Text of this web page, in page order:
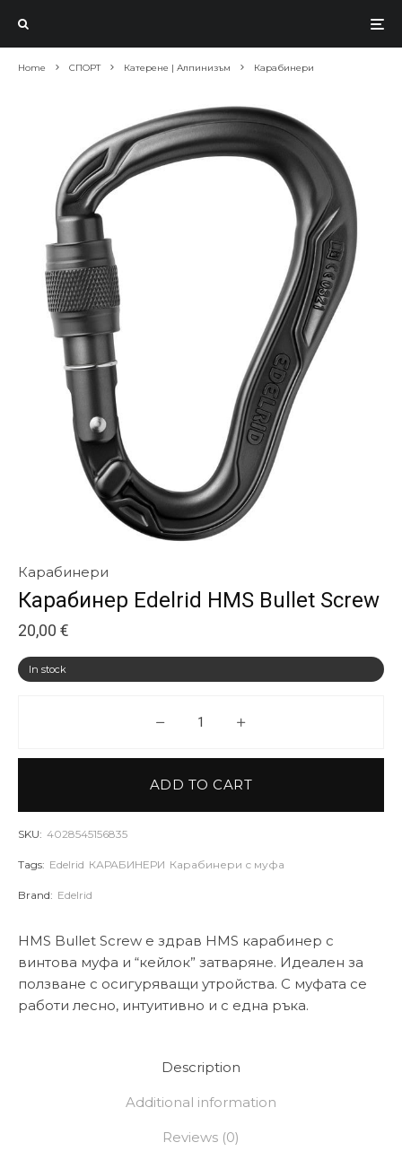
Home СПОРТ Катерене | Алпинизъм Карабинери
Карабинери
Карабинер Edelrid HMS Bullet Screw
20,00 €
HMS Bullet Screw е здрав HMS карабинер с
винтова муфа и “кейлок” затваряне. Идеален за
ползване с осигуряващи утройства. С муфата се
работи лесно, интуитивно и с една ръка.
In stock
Карабинер Edelrid HMS Bullet
ADD TO CART
SKU: 4028545156835
Tags: Edelrid КАРАБИНЕРИ Карабинери с муфа
Brand: Edelrid
Description
Additional information
Reviews (0)